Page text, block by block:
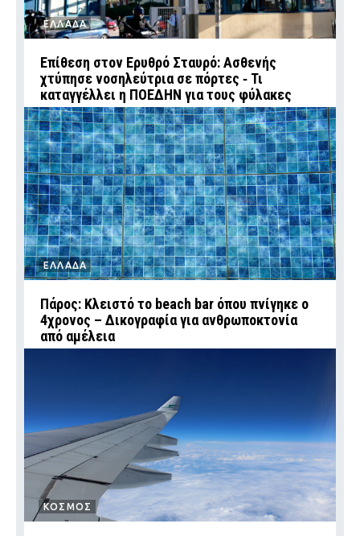
ΕΛΛΑΔΑ
Επίθεση στον Ερυθρό Σταυρό: Ασθενής
χτύπησε νοσηλεύτρια σε πόρτες ‑ Τι
καταγγέλλει η ΠΟΕΔΗΝ για τους φύλακες
ΕΛΛΑΔΑ
Πάρος: Κλειστό το beach bar όπου πνίγηκε ο
4χρονος – Δικογραφία για ανθρωποκτονία
από αμέλεια
ΚΟΣΜΟΣ